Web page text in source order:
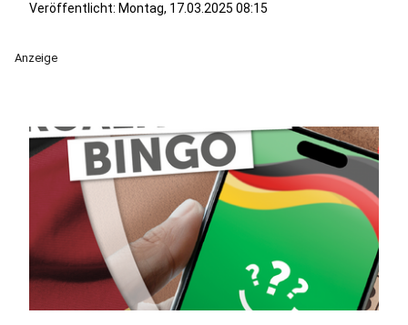
Veröffentlicht: Montag, 17.03.2025 08:15
Anzeige